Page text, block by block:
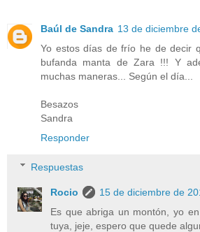
Baúl de Sandra 13 de diciembre
Yo estos días de frío he de decir
bufanda manta de Zara !!! Y
muchas maneras... Según el día...
Besazos
Sandra
Responder
Respuestas
Rocio
15 de diciembre de
Es que abriga un montón, yo
tuya, jeje, espero que quede